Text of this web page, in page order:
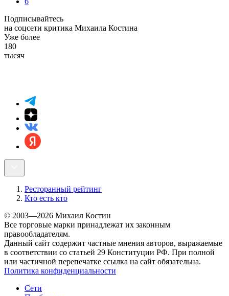
Подписывайтесь
на соцсети критика Михаила Костина
Уже более
180
тысяч
Ресторанный рейтинг
Кто есть кто
© 2003—2026 Михаил Костин
Все торговые марки принадлежат их законным
правообладателям.
Данный сайт содержит частные мнения авторов, выражаемые
в соответствии со статьей 29 Конституции РФ. При полной
или частичной перепечатке ссылка на сайт обязательна.
Политика конфиденциальности
Сети